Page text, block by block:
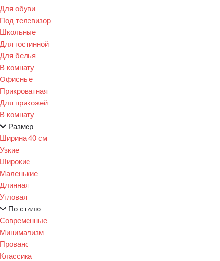
Для обуви
Под телевизор
Школьные
Для гостинной
Для белья
В комнату
Офисные
Прикроватная
Для прихожей
В комнату
Размер
Ширина 40 см
Узкие
Широкие
Маленькие
Длинная
Угловая
По стилю
Современные
Минимализм
Прованс
Классика